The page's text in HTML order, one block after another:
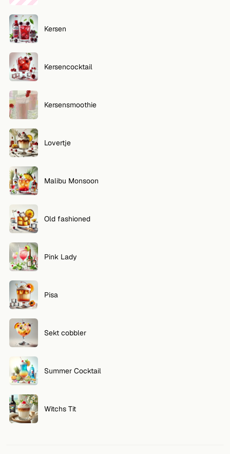
VOLG
Twitter
Facebook
RSS
Cocktail app
Kersen
Kersencocktail
Kersensmoothie
Lovertje
Malibu Monsoon
Old fashioned
Pink Lady
Pisa
Sekt cobbler
Summer Cocktail
Witchs Tit